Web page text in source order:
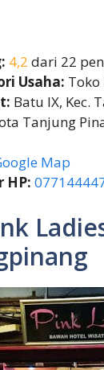
4,2 dari 22
Usaha: Toko
Batu IX, Kec.
Tanjung
Map
HP: